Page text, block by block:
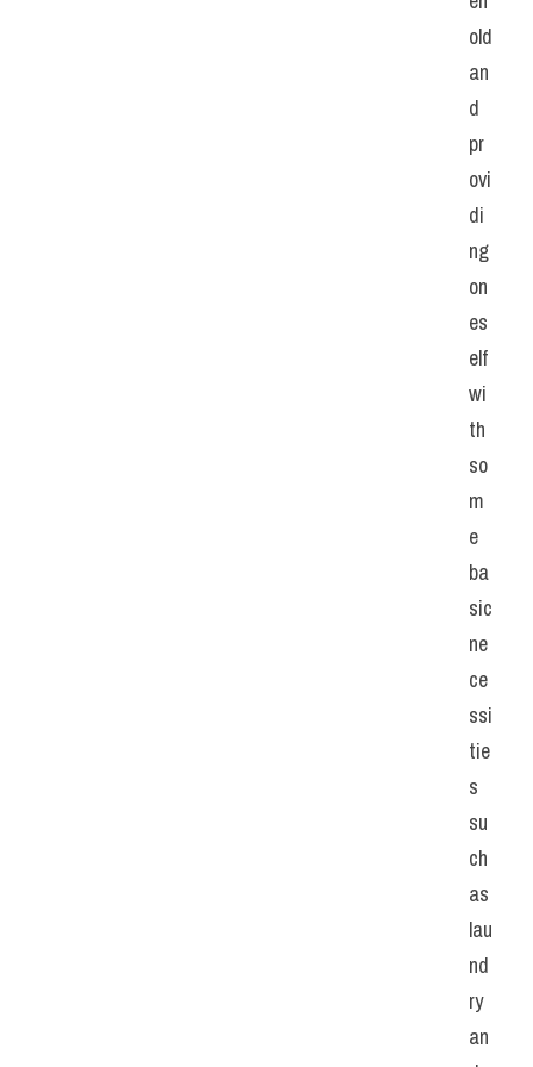
old
an
d
pr
ovi
di
ng
on
es
elf
wi
th
so
m
e
ba
sic
ne
ce
ssi
tie
s
su
ch
as
lau
nd
ry
an